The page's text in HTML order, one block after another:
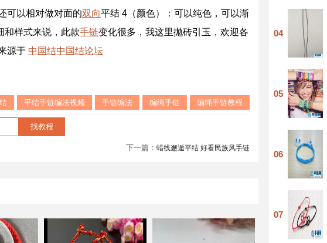
04
05
06
07
可以相对做对面的双向平结 4（颜色）：可以纯色，可以渐
和样式来说，此款手链变化很多，我这里抛砖引玉，欢迎各
源于 中国结中国结论坛
平结手链编法视频 手链编法 编绳手链 编绳手链教程
下一篇： 蜡线邂逅平结 好看民族风手链